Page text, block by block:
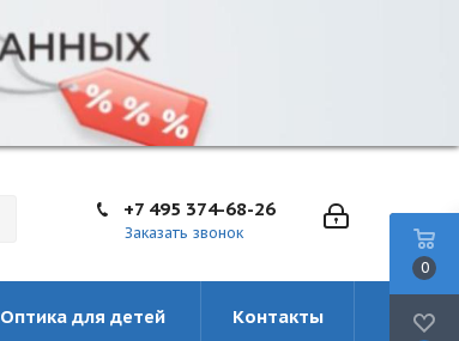
+7 495 374-68-26
Заказать звонок
Оптика для детей Контакты
0